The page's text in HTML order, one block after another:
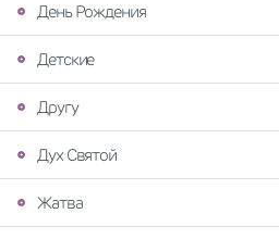
День Рождения
Детские
Другу
Дух Святой
Жатва